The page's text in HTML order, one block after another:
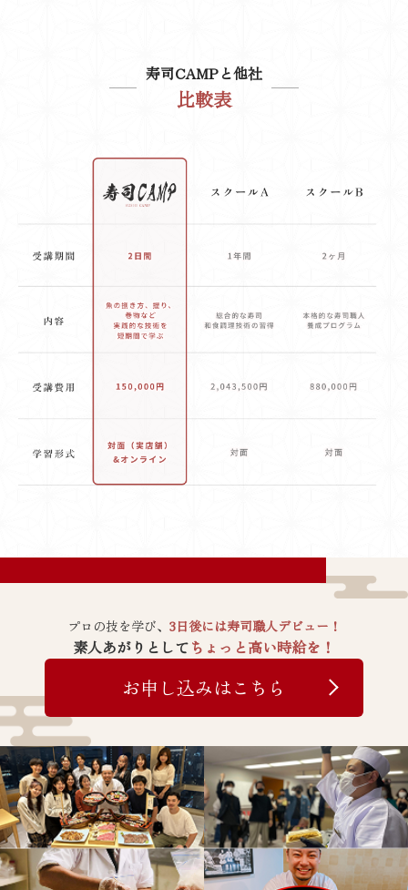
寿司CAMPと他社
比較表
プロの技を学び、 3日後には寿司職人デビュー！
素人あがりとしてちょっと高い時給を！
お申し込みはこちら